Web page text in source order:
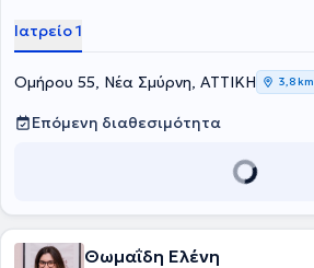
πάντα με ανθρωποκεντρική προσέγγιση.
Ιατρείο 1
Ομήρου 55, Νέα Σμύρνη, ΑΤΤΙΚΗ 3,8 km
Επόμενη διαθεσιμότητα
Θωμαΐδη Ελένη